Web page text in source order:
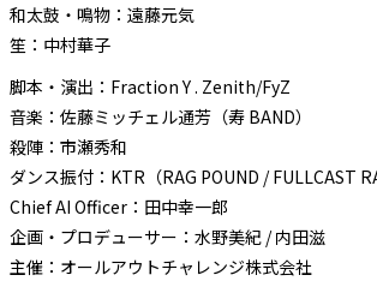
和太⿎・鳴物：遠藤元気
笙：中村華⼦
脚本・演出：Fraction Y . Zenith/FyZ
⾳楽：佐藤ミッチェル通芳（寿 BAND）
殺陣：市瀬秀和
ダンス振付：KTR（RAG POUND / FULLCAST
Chief AI Oﬃcer：⽥中幸⼀郎
企画・プロデューサー：⽔野美紀 / 内⽥滋
主催：オールアウトチャレンジ株式会社